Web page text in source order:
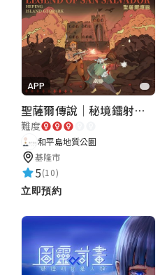
★★★★★
APP
聖薩爾傳說｜秘境鐳射激戰
難度
和平島地質公園
基隆市
5(10)
立即預約